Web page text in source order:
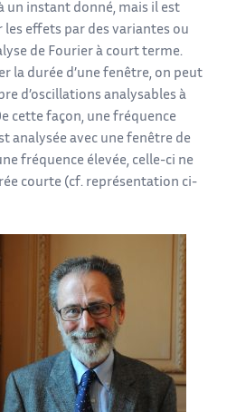
un instant donné, mais il est
les effets par des variantes ou
de Fourier à court terme.
la durée d’une fenêtre, on peut
d’oscillations analysables à
cette façon, une fréquence
analysée avec une fenêtre de
fréquence élevée, celle-ci ne
courte (cf. représentation ci-